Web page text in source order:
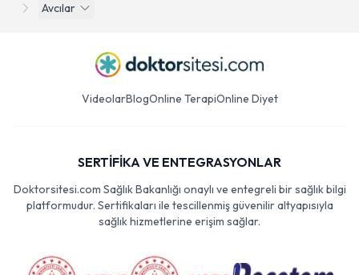
Avcılar
VideolarBlogOnline TerapiOnline Diyet
SERTİFİKA VE ENTEGRASYONLAR
Doktorsitesi.com Sağlık Bakanlığı onaylı ve entegreli bir sağlık bilgi
platformudur. Sertifikaları ile tescillenmiş güvenilir altyapısıyla
sağlık hizmetlerine erişim sağlar.